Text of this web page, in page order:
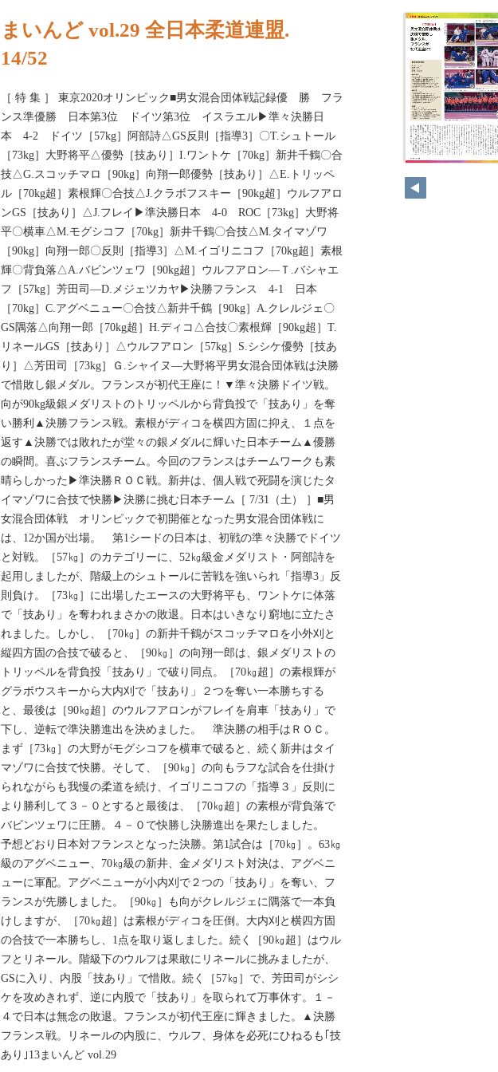
まいんど vol.29 全日本柔道連盟.
14/52
［ 特 集 ］ 東京2020オリンピック■男女混合団体戦記録優 勝 フラ
ンス準優勝 日本第3位 ドイツ第3位 イスラエル▶準々決勝日
本 4-2 ドイツ［57kg］阿部詩△GS反則［指導3］〇T.シュトール
［73kg］大野将平△優勢［技あり］I.ワントケ［70kg］新井千鶴〇合
技△G.スコッチマロ［90kg］向翔一郎優勢［技あり］△E.トリッペ
ル［70kg超］素根輝〇合技△J.クラボフスキー［90kg超］ウルフアロ
ンGS［技あり］△J.フレイ▶準決勝日本 4-0 ROC［73kg］大野将
平〇横車△M.モグシコフ［70kg］新井千鶴〇合技△M.タイマゾワ
［90kg］向翔一郎〇反則［指導3］△M.イゴリニコフ［70kg超］素根
輝〇背負落△A.バビンツェワ［90kg超］ウルフアロン―Ｔ.バシャエ
フ［57kg］芳田司―D.メジェツカヤ▶決勝フランス 4-1 日本
［70kg］C.アグベニュー〇合技△新井千鶴［90kg］A.クレルジェ〇
GS隅落△向翔一郎［70kg超］H.ディコ△合技〇素根輝［90kg超］T.
リネールGS［技あり］△ウルフアロン［57kg］S.シシケ優勢［技あ
り］△芳田司［73kg］Ｇ.シャイヌ―大野将平男女混合団体戦は決勝
で惜敗し銀メダル。フランスが初代王座に！▼準々決勝ドイツ戦。
向が90kg級銀メダリストのトリッペルから背負投で「技あり」を奪
い勝利▲決勝フランス戦。素根がディコを横四方固に抑え、１点を
返す▲決勝では敗れたが堂々の銀メダルに輝いた日本チーム▲優勝
の瞬間。喜ぶフランスチーム。今回のフランスはチームワークも素
晴らしかった▶準決勝ＲＯＣ戦。新井は、個人戦で死闘を演じたタ
イマゾワに合技で快勝▶決勝に挑む日本チーム［ 7/31（土） ］■男
女混合団体戦 オリンピックで初開催となった男女混合団体戦に
は、12か国が出場。 第1シードの日本は、初戦の準々決勝でドイツ
と対戦。［57㎏］のカテゴリーに、52㎏級金メダリスト・阿部詩を
起用しましたが、階級上のシュトールに苦戦を強いられ「指導3」反
則負け。［73㎏］に出場したエースの大野将平も、ワントケに体落
で「技あり」を奪われまさかの敗退。日本はいきなり窮地に立たさ
れました。しかし、［70㎏］の新井千鶴がスコッチマロを小外刈と
縦四方固の合技で破ると、［90㎏］の向翔一郎は、銀メダリストの
トリッペルを背負投「技あり」で破り同点。［70㎏超］の素根輝が
グラボウスキーから大内刈で「技あり」２つを奪い一本勝ちする
と、最後は［90㎏超］のウルフアロンがフレイを肩車「技あり」で
下し、逆転で準決勝進出を決めました。 準決勝の相手はＲＯＣ。
まず［73㎏］の大野がモグシコフを横車で破ると、続く新井はタイ
マゾワに合技で快勝。そして、［90㎏］の向もラフな試合を仕掛け
られながらも我慢の柔道を続け、イゴリニコフの「指導３」反則に
より勝利して３－０とすると最後は、［70㎏超］の素根が背負落で
バビンツェワに圧勝。４－０で快勝し決勝進出を果たしました。
予想どおり日本対フランスとなった決勝。第1試合は［70㎏］。63㎏
級のアグベニュー、70㎏級の新井、金メダリスト対決は、アグベニ
ューに軍配。アグベニューが小内刈で２つの「技あり」を奪い、フ
ランスが先勝しました。［90㎏］も向がクレルジェに隅落で一本負
けしますが、［70㎏超］は素根がディコを圧倒。大内刈と横四方固
の合技で一本勝ちし、1点を取り返しました。続く［90㎏超］はウル
フとリネール。階級下のウルフは果敢にリネールに挑みましたが、
GSに入り、内股「技あり」で惜敗。続く［57㎏］で、芳田司がシシ
ケを攻めきれず、逆に内股で「技あり」を取られて万事休す。１－
４で日本は無念の敗退。フランスが初代王座に輝きました。▲決勝
フランス戦。リネールの内股に、ウルフ、身体を必死にひねるも｢技
あり｣13まいんど vol.29